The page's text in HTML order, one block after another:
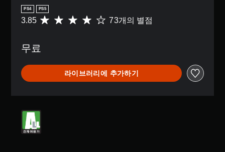
PS4 PS5
총
별
으
로
부
개
별
중
3.85 73개의 별점
무료
라이브러리에 추가하기